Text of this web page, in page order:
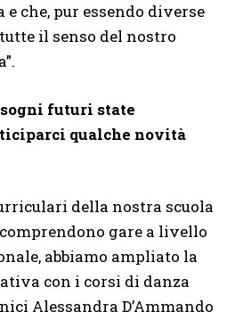
che, pur essendo diverse
il senso del nostro
futuri state
qualche novità
della nostra scuola
gare a livello
abbiamo ampliato la
con i corsi di danza
Alessandra D’Ammando